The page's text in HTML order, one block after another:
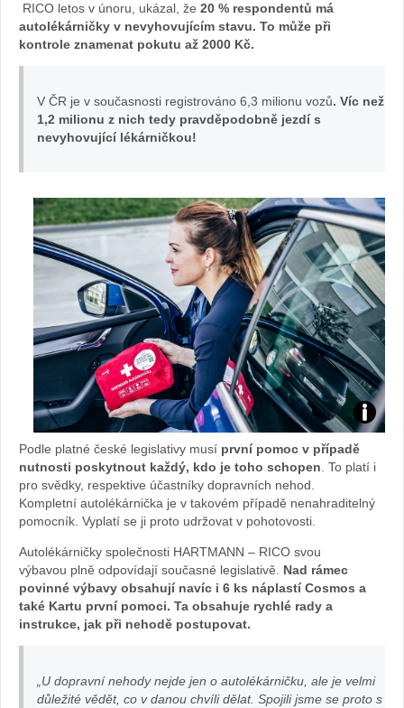
RICO letos v únoru, ukázal, že 20 % respondentů má
autolékárničky v nevyhovujícím stavu. To může při
kontrole znamenat pokutu až 2000 Kč.
V ČR je v současnosti registrováno 6,3 milionu vozů. Víc než
1,2 milionu z nich tedy pravděpodobně jezdí s
nevyhovující lékárničkou!
Foto.
RICO
Podle platné české legislativy musí první pomoc v případě
nutnosti poskytnout každý, kdo je toho schopen. To platí i
pro svědky, respektive účastníky dopravních nehod.
Kompletní autolékárnička je v takovém případě nenahraditelný
pomocník. Vyplatí se ji proto udržovat v pohotovosti.
Autolékárničky společnosti HARTMANN – RICO svou
výbavou plně odpovídají současné legislativě. Nad rámec
povinné výbavy obsahují navíc i 6 ks náplastí Cosmos a
také Kartu první pomoci. Ta obsahuje rychlé rady a
instrukce, jak při nehodě postupovat.
„U dopravní nehody nejde jen o autolékárničku, ale je velmi
důležité vědět, co v danou chvíli dělat. Spojili jsme se proto s